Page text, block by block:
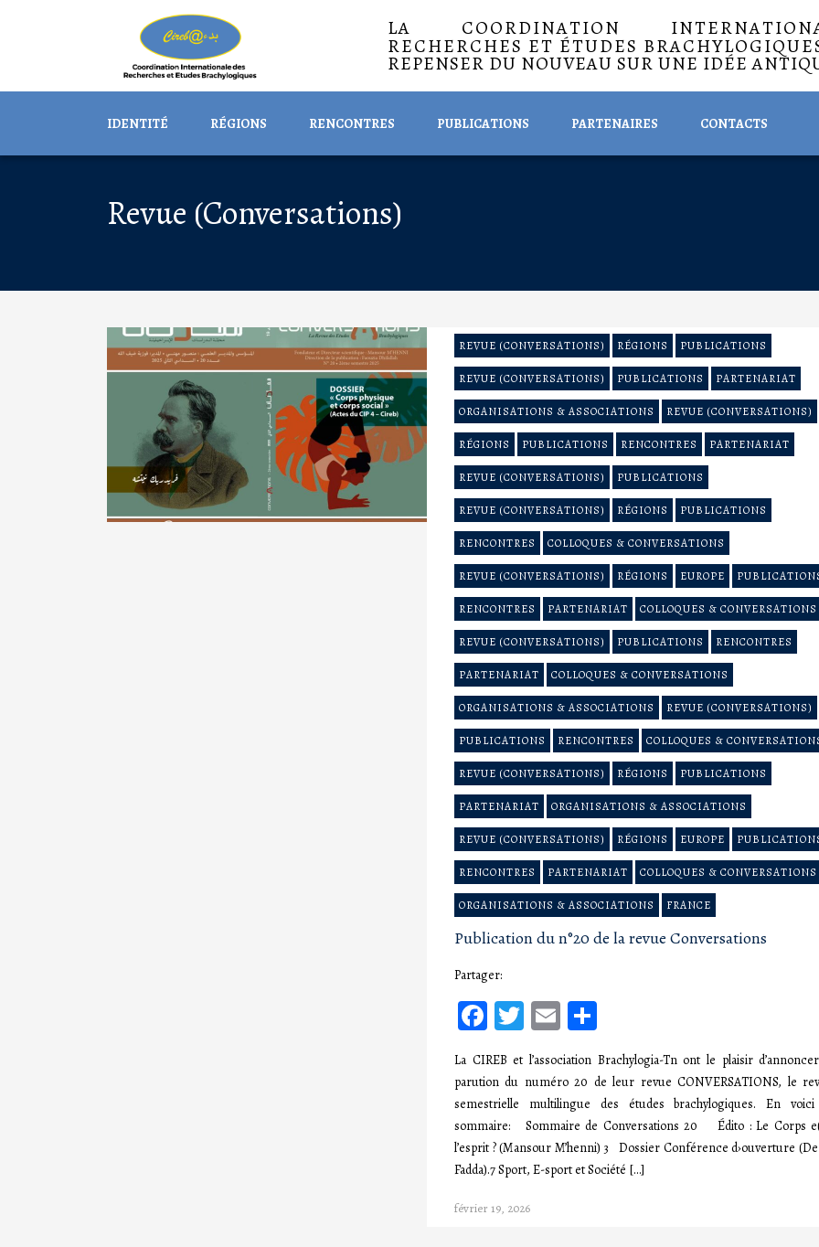
LA COORDINATION
RECHERCHES ET ÉTUDES
REPENSER DU NOUVEAU SUR UNE IDÉE
IDENTITÉ RÉGIONS RENCONTRES PUBLICATIONS PARTENAIRES CONTACTS
Revue (Conversations)
REVUE (CONVERSATIONS) RÉGIONS PUBLICATIONS
REVUE (CONVERSATIONS) PUBLICATIONS PARTENARIAT
ORGANISATIONS & ASSOCIATIONS REVUE (CONVERSATIONS)
RÉGIONS PUBLICATIONS RENCONTRES PARTENARIAT
REVUE (CONVERSATIONS) PUBLICATIONS
REVUE (CONVERSATIONS) RÉGIONS PUBLICATIONS
RENCONTRES COLLOQUES & CONVERSATIONS
REVUE (CONVERSATIONS) RÉGIONS EUROPE
RENCONTRES PARTENARIAT COLLOQUES & CONVERSATIONS
REVUE (CONVERSATIONS) PUBLICATIONS RENCONTRES
PARTENARIAT COLLOQUES & CONVERSATIONS
ORGANISATIONS & ASSOCIATIONS REVUE (CONVERSATIONS)
PUBLICATIONS RENCONTRES COLLOQUES &
REVUE (CONVERSATIONS) RÉGIONS PUBLICATIONS
PARTENARIAT ORGANISATIONS & ASSOCIATIONS
REVUE (CONVERSATIONS) RÉGIONS EUROPE
RENCONTRES PARTENARIAT COLLOQUES & CONVERSATIONS
ORGANISATIONS & ASSOCIATIONS FRANCE
Publication du n°20 de la revue Conversations
Partager:
Facebook
Twitter
Email
La CIREB et l’association Brachylogia-Tn ont le plaisir
parution du numéro 20 de leur revue CONVERSATIONS, le
semestrielle multilingue des études brachylogiques. En
sommaire: Sommaire de Conversations 20 Édito : Le Corps
l’esprit ? (Mansour M’henni) 3 Dossier Conférence d›ouverture
Fadda).7 Sport, E-sport et Société […]
février 19, 2026